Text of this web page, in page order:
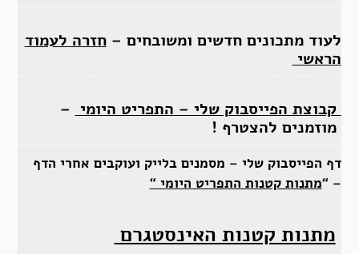
לעוד מתכונים חדשים ומשובחים –חזרה לעמוד
הראשי
קבוצת הפייסבוק שלי – התפריט היומי –
מוזמנים להצטרף !
דף הפייסבוק שלי – מסמנים בלייק ועוקבים אחרי הדף
– “מתנות קטנות התפריט היומי “
מתנות קטנות האינסטגרם